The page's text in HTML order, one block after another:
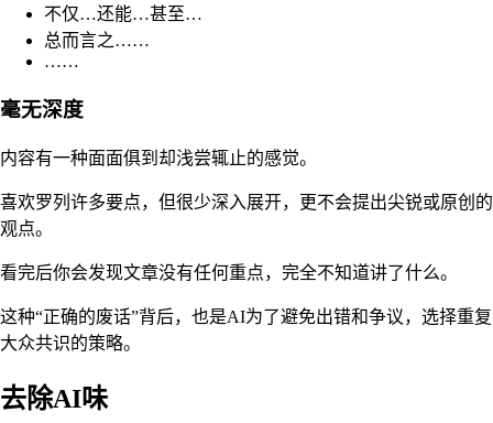
不仅…还能…甚至…
总而言之……
……
毫无深度
内容有一种面面俱到却浅尝辄止的感觉。
喜欢罗列许多要点，但很少深入展开，更不会提出尖锐或原创的
观点。
看完后你会发现文章没有任何重点，完全不知道讲了什么。
这种“正确的废话”背后，也是AI为了避免出错和争议，选择重复
大众共识的策略。
去除AI味